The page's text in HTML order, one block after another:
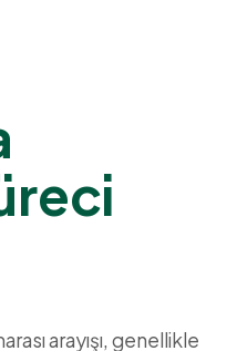
arayışı, genellikle